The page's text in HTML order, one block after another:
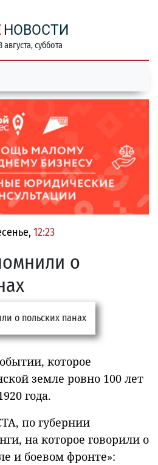
НОВОСТИ
августа, суббота
12:23
о
которое
земле ровно 100 лет
года.
по губернии
на которое говорили о
и боевом фронте»: